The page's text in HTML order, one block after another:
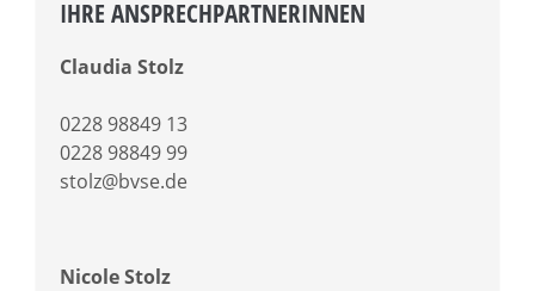
IHRE ANSPRECHPARTNERINNEN
Claudia Stolz
0228 98849 13
0228 98849 99
stolz@bvse.de
Nicole Stolz